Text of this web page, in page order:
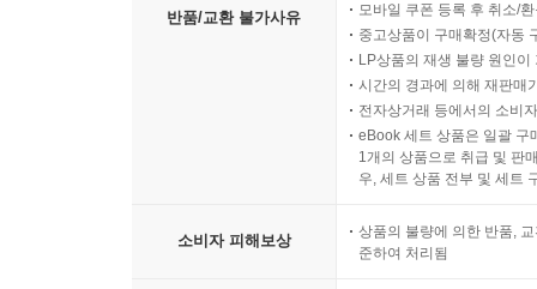
반품/교환 불가사유
모바일 쿠폰 등록 후 취소/
중고상품이 구매확정(자동
LP상품의 재생 불량 원인
시간의 경과에 의해 재판매
전자상거래 등에서의 소비
eBook 세트 상품은 일괄 구
1개의 상품으로 취급 및 판
우, 세트 상품 전부 및 세트
소비자 피해보상
상품의 불량에 의한 반품,
준하여 처리됨